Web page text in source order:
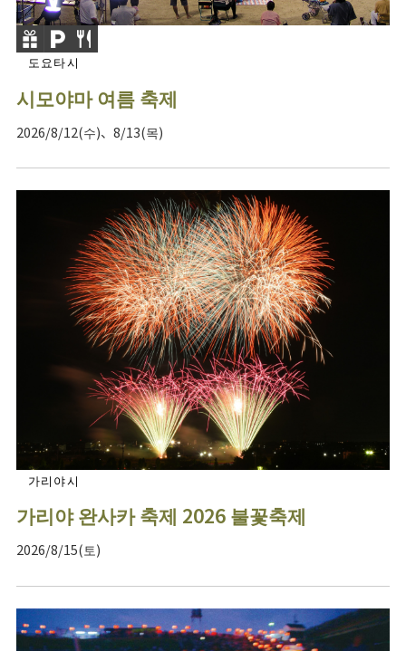
도요타시
시모야마 여름 축제
2026/8/12(수)、8/13(목)
가리야시
가리야 완사카 축제 2026 불꽃축제
2026/8/15(토)